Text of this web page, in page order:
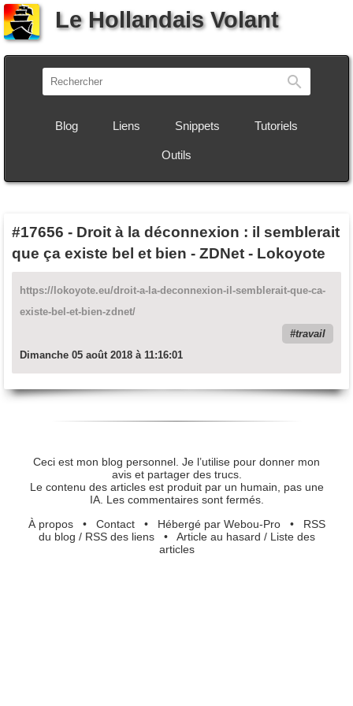
Le Hollandais Volant
Blog Liens Snippets Tutoriels
Outils
#17656 - Droit à la déconnexion : il semblerait
que ça existe bel et bien - ZDNet - Lokoyote
https://lokoyote.eu/droit-a-la-deconnexion-il-semblerait-que-ca-
existe-bel-et-bien-zdnet/
travail
Dimanche 05 août 2018 à 11:16:01
Ceci est mon blog personnel. Je l’utilise pour donner mon
avis et partager des trucs.
Le contenu des articles est produit par un humain, pas une
IA. Les commentaires sont fermés.
À propos• Contact• Hébergé par Webou-Pro• RSS
du blog / RSS des liens• Article au hasard / Liste des
articles